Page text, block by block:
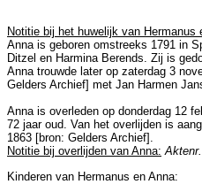
Notitie bij het huwelijk van Hermanus
Anna is geboren omstreeks 1791 in
Ditzel en Harmina Berends. Zij is
Anna trouwde later op zaterdag 3
Gelders Archief] met Jan Harmen
Anna is overleden op donderdag 12
72 jaar oud. Van het overlijden is
1863 [bron: Gelders Archief].
Notitie bij overlijden van Anna:
Kinderen van Hermanus en Anna: